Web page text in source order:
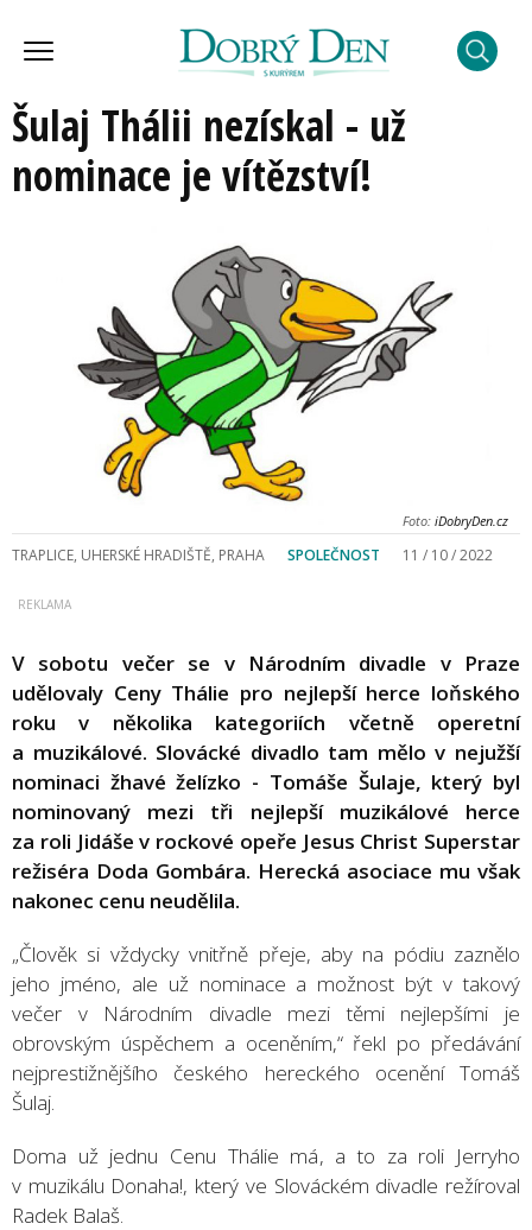
Šulaj Thálii nezískal - už
nominace je vítězství!
Foto: iDobryDen.cz
TRAPLICE, UHERSKÉ HRADIŠTĚ, PRAHA SPOLEČNOST 11 / 10 / 2022
V sobotu večer se v Národním divadle v Praze
udělovaly Ceny Thálie pro nejlepší herce loňského
roku v několika kategoriích včetně operetní
a muzikálové. Slovácké divadlo tam mělo v nejužší
nominaci žhavé želízko - Tomáše Šulaje, který byl
nominovaný mezi tři nejlepší muzikálové herce
za roli Jidáše v rockové opeře Jesus Christ Superstar
režiséra Doda Gombára. Herecká asociace mu však
nakonec cenu neudělila.
„Člověk si vždycky vnitřně přeje, aby na pódiu zaznělo
jeho jméno, ale už nominace a možnost být v takový
večer v Národním divadle mezi těmi nejlepšími je
obrovským úspěchem a oceněním,“ řekl po předávání
nejprestižnějšího českého hereckého ocenění Tomáš
Šulaj.
Doma už jednu Cenu Thálie má, a to za roli Jerryho
v muzikálu Donaha!, který ve Slováckém divadle režíroval
Radek Balaš.